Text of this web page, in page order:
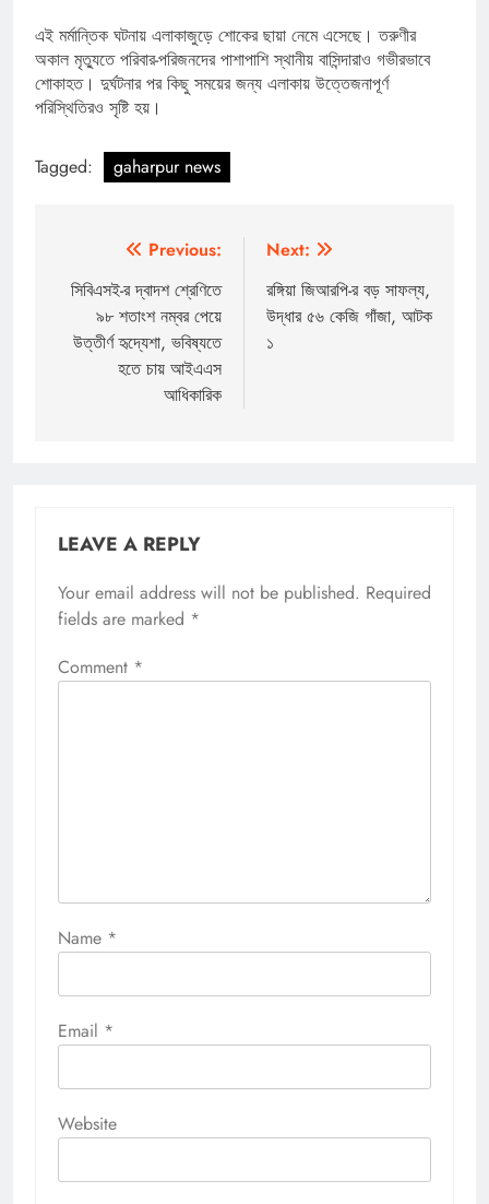
এই মর্মান্তিক ঘটনায় এলাকাজুড়ে শোকের ছায়া নেমে এসেছে। তরুণীর
অকাল মৃত্যুতে পরিবার-পরিজনদের পাশাপাশি স্থানীয় বাসিন্দারাও গভীরভাবে
শোকাহত। দুর্ঘটনার পর কিছু সময়ের জন্য এলাকায় উত্তেজনাপূর্ণ
পরিস্থিতিরও সৃষ্টি হয়।
Tagged: gaharpur news
navigation
Previous:
সিবিএসই-র দ্বাদশ শ্রেণিতে
৯৮ শতাংশ নম্বর পেয়ে
উত্তীর্ণ হৃদ্যেশা, ভবিষ্যতে
হতে চায় আইএএস
আধিকারিক
Next:
রঙ্গিয়া জিআরপি-র বড় সাফল্য,
উদ্ধার ৫৬ কেজি গাঁজা, আটক
১
LEAVE A REPLY
Your email address will not be published. Required
fields are marked *
Comment *
Name *
Email *
Website